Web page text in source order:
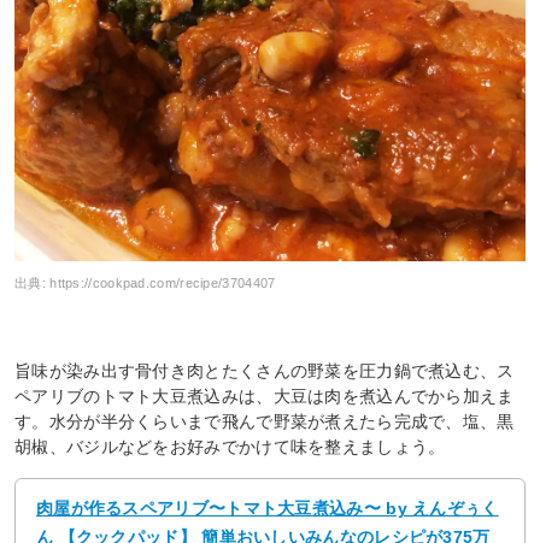
出典:https://cookpad.com/recipe/3704407
旨味が染み出す骨付き肉とたくさんの野菜を圧力鍋で煮込む、ス
ペアリブのトマト大豆煮込みは、大豆は肉を煮込んでから加えま
す。水分が半分くらいまで飛んで野菜が煮えたら完成で、塩、黒
胡椒、バジルなどをお好みでかけて味を整えましょう。
肉屋が作るスペアリブ〜トマト大豆煮込み〜 by えんぞぅく
ん 【クックパッド】 簡単おいしいみんなのレシピが375万